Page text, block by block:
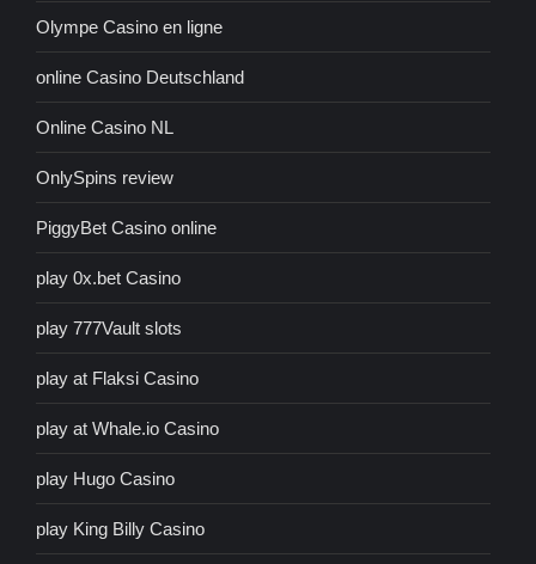
Olympe Casino en ligne
online Casino Deutschland
Online Casino NL
OnlySpins review
PiggyBet Casino online
play 0x.bet Casino
play 777Vault slots
play at Flaksi Casino
play at Whale.io Casino
play Hugo Casino
play King Billy Casino